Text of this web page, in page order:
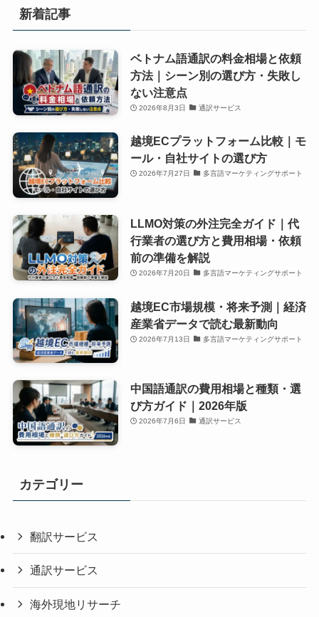
新着記事
ベトナム語通訳の料金相場と依頼
方法｜シーン別の選び方・失敗し
ない注意点
2026年8月3日 通訳サービス
越境ECプラットフォーム比較｜モ
ール・自社サイトの選び方
2026年7月27日 多言語マーケティングサポート
LLMO対策の外注完全ガイド｜代
行業者の選び方と費用相場・依頼
前の準備を解説
2026年7月20日 多言語マーケティングサポート
越境EC市場規模・将来予測｜経済
産業省データで読む最新動向
2026年7月13日 多言語マーケティングサポート
中国語通訳の費用相場と種類・選
び方ガイド｜2026年版
2026年7月6日 通訳サービス
カテゴリー
翻訳サービス
通訳サービス
海外現地リサーチ